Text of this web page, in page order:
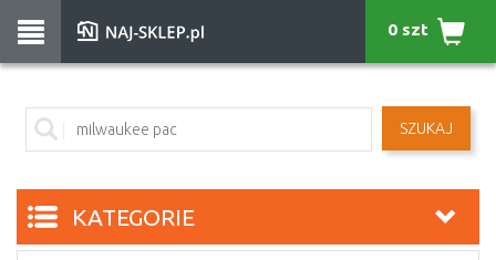
SZUKAJ
0 szt
KATEGORIE